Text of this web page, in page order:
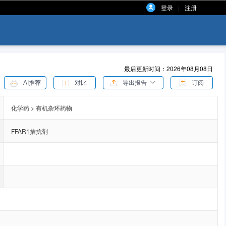
登录 | 注册
最后更新时间：2026年08月08日
AI推荐 对比 导出报告 订阅
化学药 > 有机杂环药物
FFAR1拮抗剂